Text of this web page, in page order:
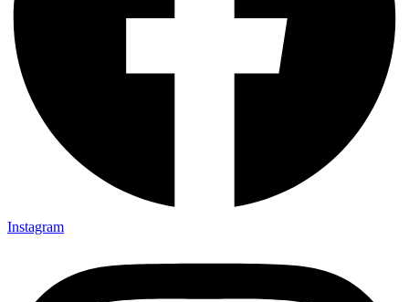
Instagram